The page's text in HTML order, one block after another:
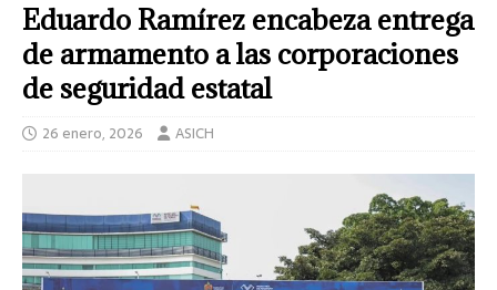
Eduardo Ramírez encabeza entrega
de armamento a las corporaciones
de seguridad estatal
26 enero, 2026 ASICH